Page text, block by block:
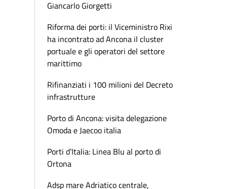
Giancarlo Giorgetti
Riforma dei porti: il Viceministro Rixi
ha incontrato ad Ancona il cluster
portuale e gli operatori del settore
marittimo
Rifinanziati i 100 milioni del Decreto
infrastrutture
Porto di Ancona: visita delegazione
Omoda e Jaecoo italia
Porti d’Italia: Linea Blu al porto di
Ortona
Adsp mare Adriatico centrale,